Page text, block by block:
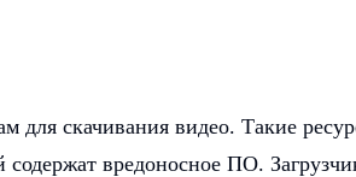
для скачивания видео. Такие
вредоносное ПО.